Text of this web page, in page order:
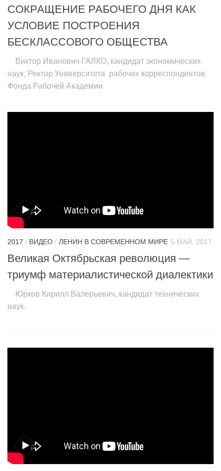
СОКРАЩЕНИЕ РАБОЧЕГО ДНЯ КАК
УСЛОВИЕ ПОСТРОЕНИЯ
БЕСКЛАССОВОГО ОБЩЕСТВА
Виктор Иванович ГАЛКО, кандидат экономических
наук, Ректор Университета рабочих корреспондентов
Фонда Рабочей Академии
2017 / ВИДЕО / ЛЕНИН В СОВРЕМЕННОМ МИРЕ 5 МАЙ, 2017
Великая Октябрьская революция —
триумф материалистической диалектики
Юрков Кирилл Валерьевич, кандидат технических
наук.